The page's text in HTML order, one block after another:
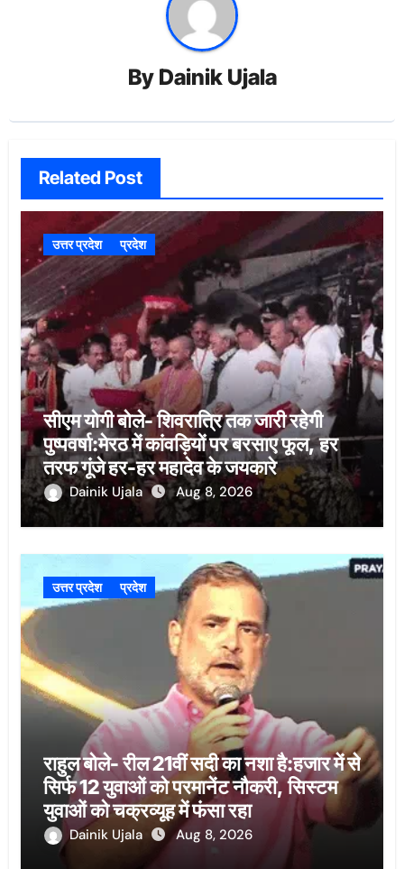
By Dainik Ujala
Related Post
उत्तर प्रदेश प्रदेश
सीएम योगी बोले- शिवरात्रि तक जारी रहेगी
पुष्पवर्षा:मेरठ में कांवड़ियों पर बरसाए फूल, हर
तरफ गूंजे हर-हर महादेव के जयकारे
Dainik Ujala Aug 8, 2026
उत्तर प्रदेश प्रदेश
राहुल बोले- रील 21वीं सदी का नशा है:हजार में से
सिर्फ 12 युवाओं को परमानेंट नौकरी, सिस्टम
युवाओं को चक्रव्यूह में फंसा रहा
Dainik Ujala Aug 8, 2026